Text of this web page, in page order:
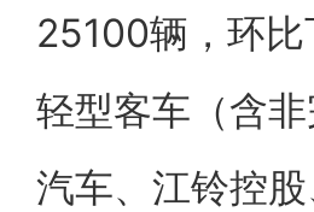
25100辆，环
轻型客车（含
汽车、江铃控